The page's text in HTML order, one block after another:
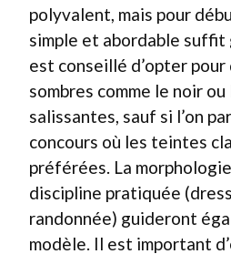
polyvalent, mais pour
simple et abordable suffit
est conseillé d’opter pour
sombres comme le noir ou
salissantes, sauf si l’on
concours où les teintes
préférées. La
discipline pratiquée
randonnée) guideront
modèle. Il est important